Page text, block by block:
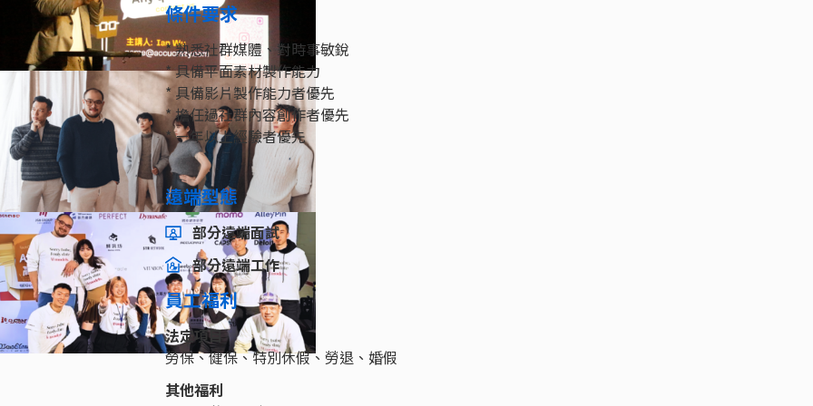
條件要求
* 熟悉社群媒體、對時事敏銳
* 具備平面素材製作能力
* 具備影片製作能力者優先
* 擔任過社群內容創作者優先
* ㄧ年以上經驗者優先
遠端型態
部分遠端面試
部分遠端工作
員工福利
法定項目
勞保、健保、特別休假、勞退、婚假
其他福利